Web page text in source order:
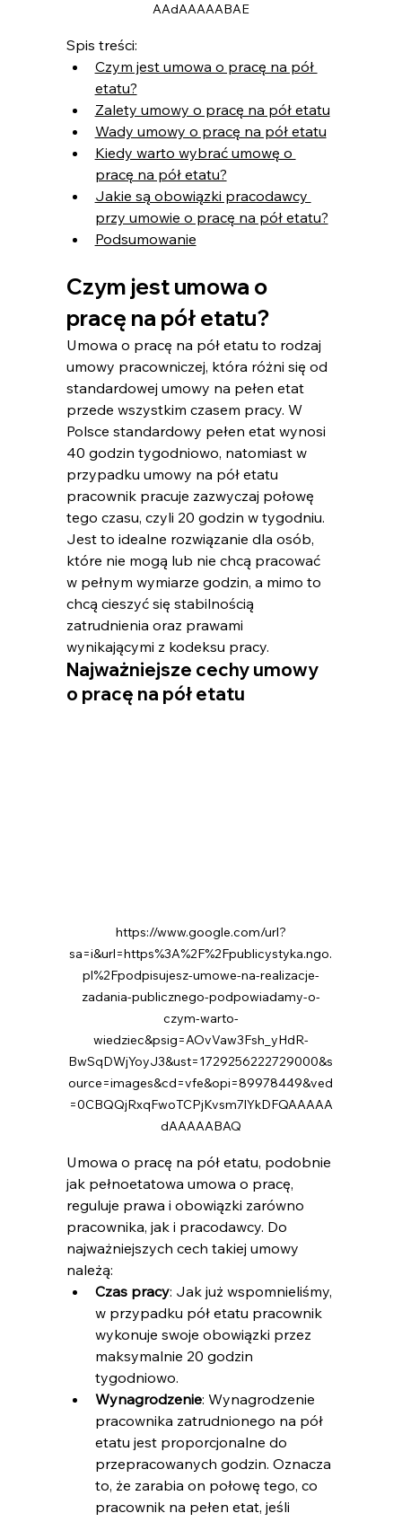
AAdAAAAABAE
Spis treści:
Czym jest umowa o pracę na pół
etatu?
Zalety umowy o pracę na pół etatu
Wady umowy o pracę na pół etatu
Kiedy warto wybrać umowę o
pracę na pół etatu?
Jakie są obowiązki pracodawcy
przy umowie o pracę na pół etatu?
Podsumowanie
Czym jest umowa o
pracę na pół etatu?
Umowa o pracę na pół etatu​ to rodzaj
umowy pracowniczej, która różni się od
standardowej umowy na pełen etat
przede wszystkim czasem pracy. W
Polsce standardowy pełen etat wynosi
40 godzin tygodniowo, natomiast w
przypadku umowy na pół etatu
pracownik pracuje zazwyczaj połowę
tego czasu, czyli 20 godzin w tygodniu.
Jest to idealne rozwiązanie dla osób,
które nie mogą lub nie chcą pracować
w pełnym wymiarze godzin, a mimo to
chcą cieszyć się stabilnością
zatrudnienia oraz prawami
wynikającymi z kodeksu pracy.
Najważniejsze cechy umowy
o pracę na pół etatu
https://www.google.com/url?
sa=i&url=https%3A%2F%2Fpublicystyka.ngo.
pl%2Fpodpisujesz-umowe-na-realizacje-
zadania-publicznego-podpowiadamy-o-
czym-warto-
wiedziec&psig=AOvVaw3Fsh_yHdR-
BwSqDWjYoyJ3&ust=1729256222729000&s
ource=images&cd=vfe&opi=89978449&ved
=0CBQQjRxqFwoTCPjKvsm7lYkDFQAAAAA
dAAAAABAQ
Umowa o pracę na pół etatu​, podobnie
jak pełnoetatowa umowa o pracę,
reguluje prawa i obowiązki zarówno
pracownika, jak i pracodawcy. Do
najważniejszych cech takiej umowy
należą:
Czas pracy: Jak już wspomnieliśmy,
w przypadku pół etatu pracownik
wykonuje swoje obowiązki przez
maksymalnie 20 godzin
tygodniowo.
Wynagrodzenie: Wynagrodzenie
pracownika zatrudnionego na pół
etatu jest proporcjonalne do
przepracowanych godzin. Oznacza
to, że zarabia on połowę tego, co
pracownik na pełen etat, jeśli